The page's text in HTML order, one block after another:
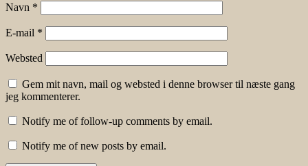
Navn *
E-mail *
Websted
Gem mit navn, mail og websted i denne browser til næste gang
jeg kommenterer.
Notify me of follow-up comments by email.
Notify me of new posts by email.